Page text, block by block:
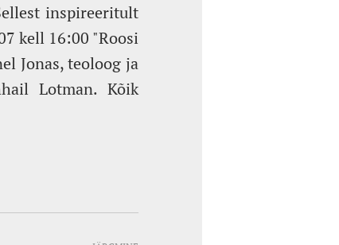
inspireeritult
kell 16:00 "Roosi
Jonas, teoloog ja
Lotman. Kõik